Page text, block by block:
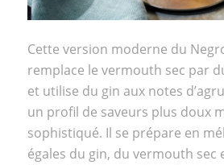
Cette version moderne du
remplace le vermouth sec par
et utilise du gin aux notes
un profil de saveurs plus doux
sophistiqué. Il se prépare en
égales du gin, du vermouth sec